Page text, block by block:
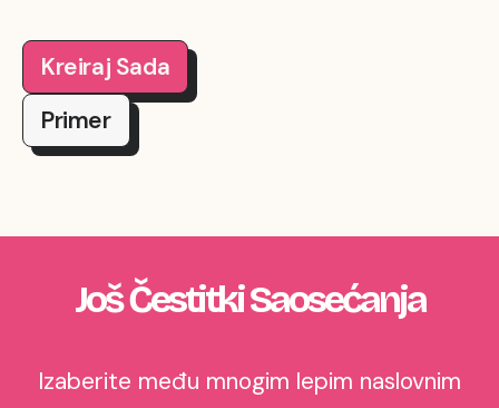
Kreiraj Sada
Primer
Još Čestitki Saosećanja
Izaberite među mnogim lepim naslovnim